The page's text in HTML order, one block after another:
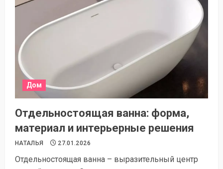
Дом
Отдельностоящая ванна: форма,
материал и интерьерные решения
НАТАЛЬЯ 27.01.2026
Отдельностоящая ванна – выразительный центр